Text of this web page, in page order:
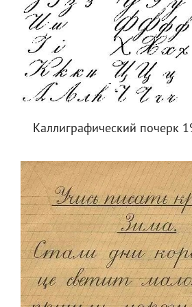
Каллиграфический почерк